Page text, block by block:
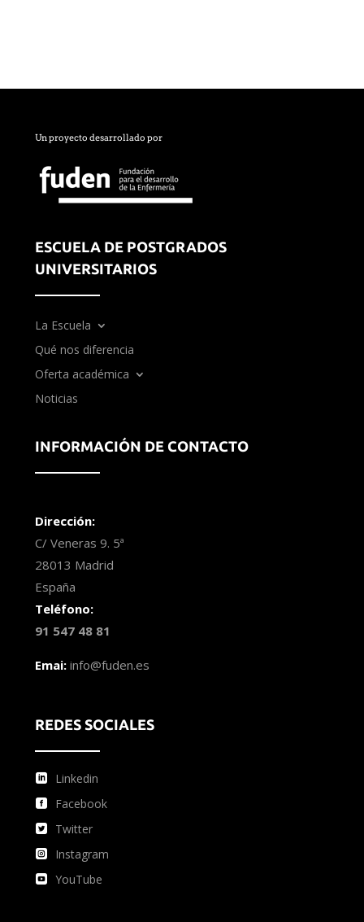
Un proyecto desarrollado por
ESCUELA DE POSTGRADOS
UNIVERSITARIOS
La Escuela
Qué nos diferencia
Oferta académica
Noticias
INFORMACIÓN DE CONTACTO
Dirección:
C/ Veneras 9. 5ª
28013 Madrid
España
Teléfono:
91 547 48 81
Emai: info@fuden.es
REDES SOCIALES
Linkedin
Facebook
Twitter
Instagram
YouTube